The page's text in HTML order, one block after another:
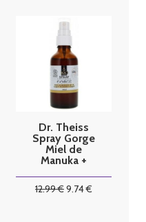
Dr. Theiss
Spray Gorge
Miel de
Manuka +
50 ml
12.99€9.74€